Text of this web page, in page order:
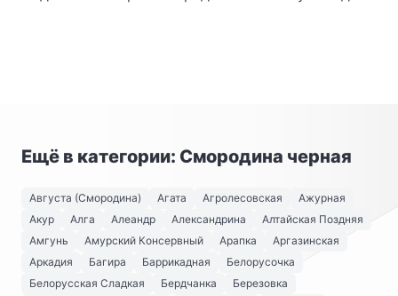
Ещё в категории: Смородина черная
Августа (Смородина) Агата Агролесовская
Ажурная
Акур
Алга Алеандр Александрина
Алтайская Поздняя
Амгунь
Амурский Консервный Арапка
Аргазинская
Аркадия
Багира Баррикадная
Белорусочка
Белорусская Сладкая
Бердчанка
Березовка